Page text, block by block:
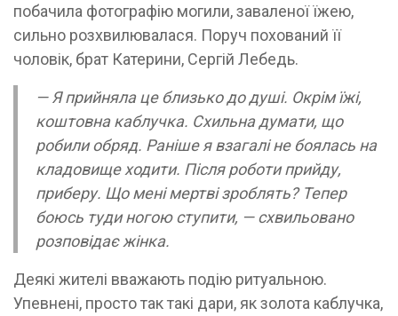
побачила фотографію могили, заваленої їжею,
сильно розхвилювалася. Поруч похований її
чоловік, брат Катерини, Сергій Лебедь.
— Я прийняла це близько до душі. Окрім їжі,
коштовна каб­лучка. Схильна думати, що
робили обряд. Раніше я взагалі не боялась на
кладовище ходити. Після роботи прийду,
приберу. Що мені мертві зроблять? Тепер
боюсь туди ногою ступити, — схвильовано
розповідає жінка.
Деякі жителі вважають подію ритуальною.
Упевнені, просто так такі дари, як золота каблучка,